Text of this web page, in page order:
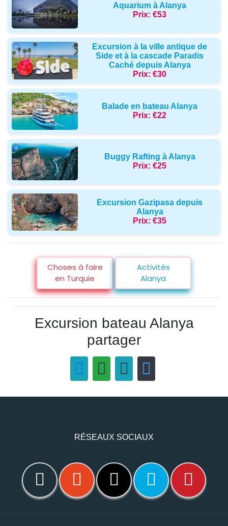
Aquarium à Alanya
Prix: €53
Excursion à la ville antique de
Side et à la cascade Paradis
Caché depuis Alanya
Prix: €30
Balade en bateau Alanya
Prix: €22
Buggy Rafting à Alanya
Prix: €25
Excursion Gazipasa depuis
Alanya
Prix: €35
Choses à faire
en Turquie
Activités
Alanya
Excursion bateau Alanya
partager
RÉSEAUX SOCIAUX